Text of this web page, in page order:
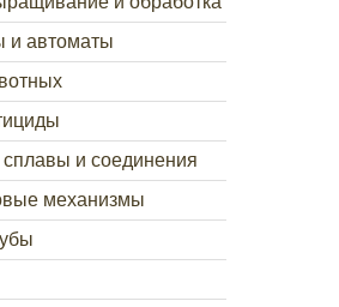
и автоматы
сплавы и соединения
механизмы